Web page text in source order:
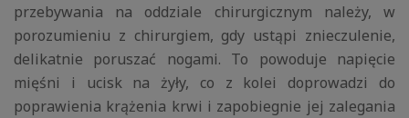
przebywania na oddziale chirurgicznym należy, w
porozumieniu z chirurgiem, gdy ustąpi znieczulenie,
delikatnie poruszać nogami. To powoduje napięcie
mięśni i ucisk na żyły, co z kolei doprowadzi do
poprawienia krążenia krwi i zapobiegnie jej zalegania